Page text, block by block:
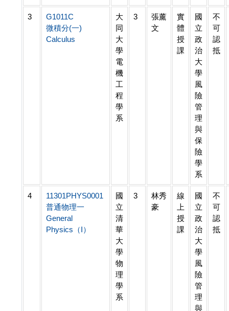
3
G1011C
微積分(一)
Calculus
大
同
大
學
電
機
工
程
學
系
3
張薰
文
實
體
授
課
國
立
政
治
大
學
風
險
管
理
與
保
險
學
系
不
可
認
抵
4
11301PHYS0001
普通物理一
General
Physics（I）
國
立
清
華
大
學
物
理
學
系
3
林秀
豪
線
上
授
課
國
立
政
治
大
學
風
險
管
理
與
不
可
認
抵